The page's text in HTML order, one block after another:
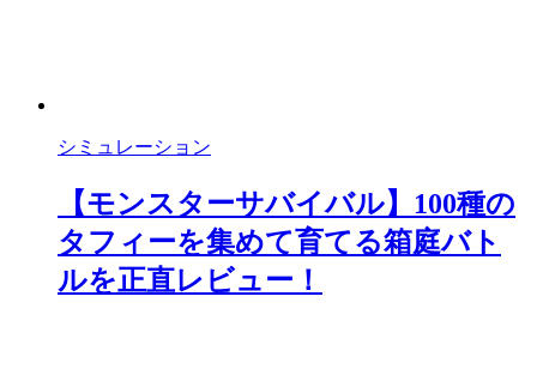
シミュレーション
【モンスターサバイバル】100種の
タフィーを集めて育てる箱庭バト
ルを正直レビュー！